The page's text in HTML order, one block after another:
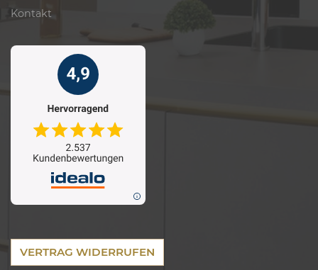
Kontakt
VERTRAG WIDERRUFEN